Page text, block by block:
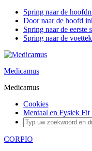
Spring naar de
Door naar de hoofd
Spring naar de eerste
Spring naar de
Medicamus
Medicamus
Cookies
Mentaal en Fysiek Fit
CORPIO